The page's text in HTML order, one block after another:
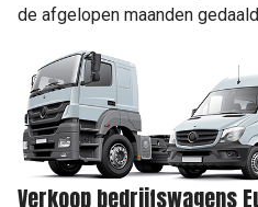
de afgelopen maanden
Verkoop bedrijfswagens